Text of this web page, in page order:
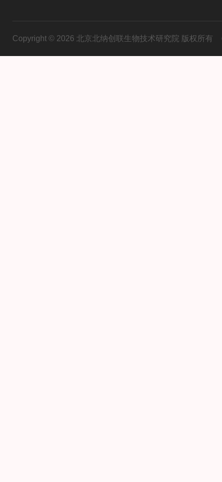
Copyright © 2026 北京北纳创联生物技术研究院 版权所有